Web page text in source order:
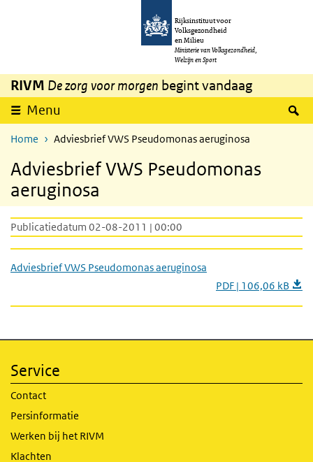
Overslaan en naar de inhoud gaan
Rijksinstituut voor
Volksgezondheid
en Milieu
Ministerie van Volksgezondheid,
Welzijn en Sport
RIVM De zorg voor morgen begint vandaag
Menu
Home Adviesbrief VWS Pseudomonas aeruginosa
Adviesbrief VWS Pseudomonas
aeruginosa
Publicatiedatum 02-08-2011 | 00:00
Adviesbrief VWS Pseudomonas aeruginosa
PDF | 106,06 kB
Service
Contact
Persinformatie
Werken bij het RIVM
Klachten